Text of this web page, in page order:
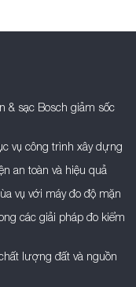
& sạc Bosch giảm sốc
vụ công trình xây dựng
an toàn và hiệu quả
vụ với máy đo độ mặn
các giải pháp đo kiểm
lượng đất và nguồn